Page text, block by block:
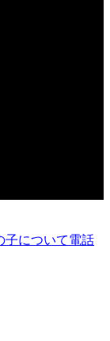
子について電話